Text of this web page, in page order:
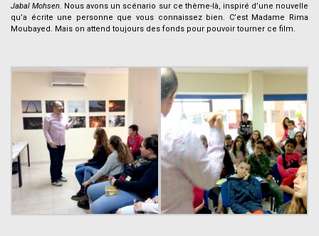
Jabal Mohsen. Nous avons un scénario sur ce thème-là, inspiré d’une nouvelle
qu’a écrite une personne que vous connaissez bien. C’est Madame Rima
Moubayed. Mais on attend toujours des fonds pour pouvoir tourner ce film.